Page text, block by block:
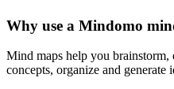
Why use a Mindomo
Mind maps help you brainstorm,
concepts, organize and generate